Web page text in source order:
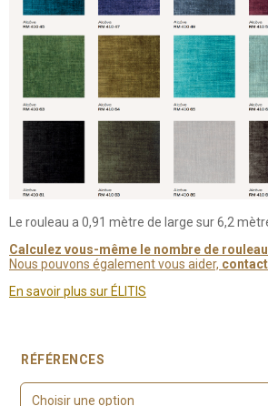
Le rouleau a 0,91 mètre de large sur 6,2
Calculez vous-même le nombre de
Nous pouvons également vous aider,
En savoir plus sur ÉLITIS
RÉFÉRENCES